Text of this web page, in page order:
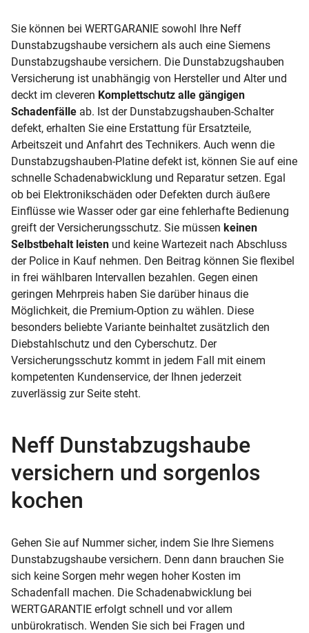
Sie können bei WERTGARANIE sowohl Ihre Neff
Dunstabzugshaube versichern als auch eine Siemens
Dunstabzugshaube versichern. Die Dunstabzugshauben
Versicherung ist unabhängig von Hersteller und Alter und
deckt im cleveren Komplettschutz alle gängigen
Schadenfälle ab. Ist der Dunstabzugshauben-Schalter
defekt, erhalten Sie eine Erstattung für Ersatzteile,
Arbeitszeit und Anfahrt des Technikers. Auch wenn die
Dunstabzugshauben-Platine defekt ist, können Sie auf eine
schnelle Schadenabwicklung und Reparatur setzen. Egal
ob bei Elektronikschäden oder Defekten durch äußere
Einflüsse wie Wasser oder gar eine fehlerhafte Bedienung
greift der Versicherungsschutz. Sie müssen keinen
Selbstbehalt leisten und keine Wartezeit nach Abschluss
der Police in Kauf nehmen. Den Beitrag können Sie flexibel
in frei wählbaren Intervallen bezahlen. Gegen einen
geringen Mehrpreis haben Sie darüber hinaus die
Möglichkeit, die Premium-Option zu wählen. Diese
besonders beliebte Variante beinhaltet zusätzlich den
Diebstahlschutz und den Cyberschutz. Der
Versicherungsschutz kommt in jedem Fall mit einem
kompetenten Kundenservice, der Ihnen jederzeit
zuverlässig zur Seite steht.
Neff Dunstabzugshaube
versichern und sorgenlos
kochen
Gehen Sie auf Nummer sicher, indem Sie Ihre Siemens
Dunstabzugshaube versichern. Denn dann brauchen Sie
sich keine Sorgen mehr wegen hoher Kosten im
Schadenfall machen. Die Schadenabwicklung bei
WERTGARANTIE erfolgt schnell und vor allem
unbürokratisch. Wenden Sie sich bei Fragen und